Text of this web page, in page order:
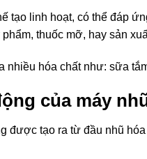
tạo linh hoạt, có thể đáp
thuốc mỡ, hay sản
nhiều hóa chất như: sữa
của máy
được tạo ra từ đầu nhũ